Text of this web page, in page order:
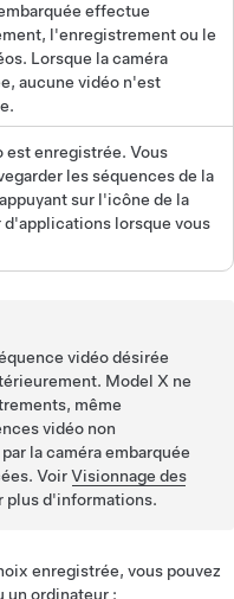
effectue
l'enregistrement ou le
Lorsque la caméra
aucune vidéo n'est
est enregistrée. Vous
les séquences de la
sur l'icône de la
d'applications lorsque vous
vidéo désirée
Model X ne
même
vidéo non
la caméra embarquée
VoirVisionnage des
plus d'informations.
enregistrée, vous pouvez
un ordinateur :